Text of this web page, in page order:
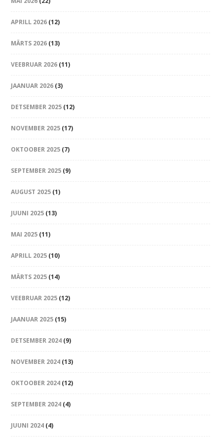
APRILL 2026 (12)
MÄRTS 2026 (13)
VEEBRUAR 2026 (11)
JAANUAR 2026 (3)
DETSEMBER 2025 (12)
NOVEMBER 2025 (17)
OKTOOBER 2025 (7)
SEPTEMBER 2025 (9)
AUGUST 2025 (1)
JUUNI 2025 (13)
MAI 2025 (11)
APRILL 2025 (10)
MÄRTS 2025 (14)
VEEBRUAR 2025 (12)
JAANUAR 2025 (15)
DETSEMBER 2024 (9)
NOVEMBER 2024 (13)
OKTOOBER 2024 (12)
SEPTEMBER 2024 (4)
JUUNI 2024 (4)